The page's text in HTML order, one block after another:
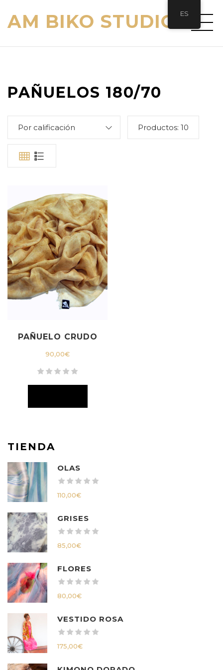
AM BIKO STUDIO
PAÑUELOS 180/70
Por calificación Productos: 10
PAÑUELO CRUDO
90,00€
TIENDA
OLAS
110,00€
GRISES
85,00€
FLORES
80,00€
VESTIDO ROSA
175,00€
ES